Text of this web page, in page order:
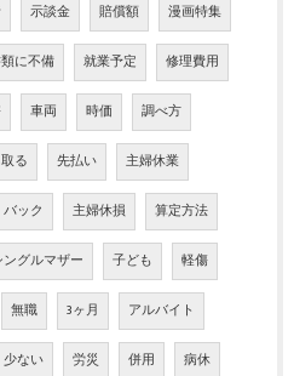
示談金 賠償額 漫画特集
に不備 就業予定 修理費用
車両 時価 調べ方
る 先払い 主婦休業
バック 主婦休損 算定方法
ングルマザー 子ども 軽傷
無職 3ヶ月 アルバイト
少ない 労災 併用 病休